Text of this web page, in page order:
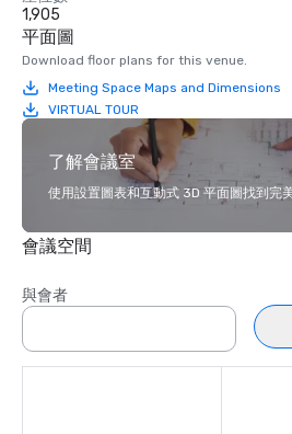
1,905
平面圖
Download floor plans for this venue.
Meeting Space Maps and Dimensions
VIRTUAL TOUR
了解會議室
使用設置圖表和互動式 3D 平面圖找到完
會議空間
與會者